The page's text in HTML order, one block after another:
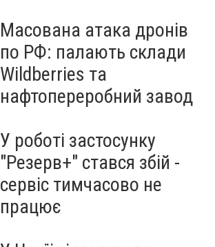
Масована атака дронів
по РФ: палають склади
Wildberries та
нафтопереробний завод
У роботі застосунку
"Резерв+" стався збій -
сервіс тимчасово не
працює